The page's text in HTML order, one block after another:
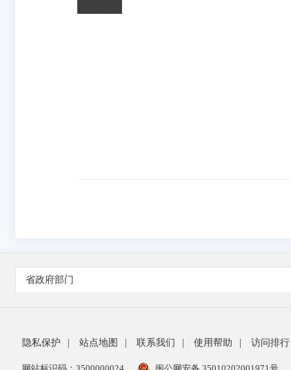
省政府部门
隐私保护 站点地图 联系我们 使用帮助 访问排行